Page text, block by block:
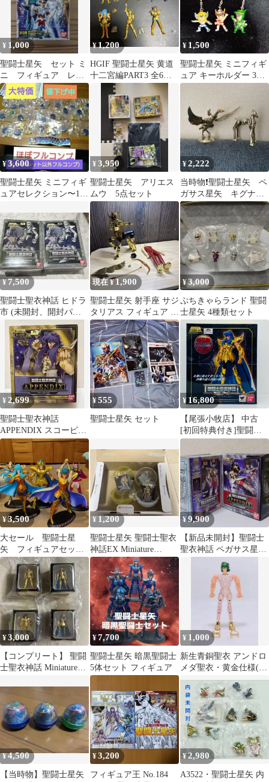
¥ 1,000
聖闘士星矢 セット ミ
ニ フィギュア レト
ロ レア
¥1,200
HGIF 聖闘士星矢 黄道
十二宮編PART3 全6種
セット 星矢 氷河
¥1,500
聖闘士星矢 ミニフィギ
ュア キーホルダー 3種
セット
¥3,600
聖闘士星矢 ミニフィギ
ュアセレクション〜18
¥3,950
聖闘士星矢 アリエス
ムウ 5点セット
¥2,222
当時物❗️聖闘士星矢 ペ
ガサス星矢 キグナス
氷河 オブジェセット
¥7,500
聖闘士聖衣神話 ヒドラ
市 (未開封、開封パー
ツ欠け部品取り)2個セ
ット
現在 ¥1,900
聖闘士星矢 射手座 サジ
タリアス フィギュア 本
体
¥3,000
ぷちきゃらランド 聖闘
士星矢 4種類セット
¥2,699
聖闘士聖衣神話
APPENDIX スコーピオ
ンミロ アペンディック
ス 星矢
¥555
聖闘士星矢 セット
¥16,800
【尾張小牧店】 中古
[初回特典付き]聖闘士
聖衣神話EXスコーピオ
ンミロ「聖闘士星矢」
¥3,500
大セール 聖闘士星
矢 フィギュアセット
ブロンズ ゴールド
クロス 5体セット
¥1,200
聖闘士星矢 聖闘士聖衣
神話EX Miniature
Collection2 ①
¥9,900
【新品未開封】聖闘士
聖衣神話 ペガサス星矢
最終青銅聖衣
APPENDIXセット
¥3,000
【コンプリート】 聖闘
士聖衣神話 Miniature
¥7,700
聖闘士星矢 暗黒聖闘士
5体セット フィギュア
¥ 1,000
新生青銅聖衣 アンドロ
メダ聖衣・黄金仕様(限
定復刻版) 本体のみ
¥4,500
【当時物】聖闘士星矢
¥3,200
フィギュア王 No.184
¥2,980
A3522・聖闘士星矢 内